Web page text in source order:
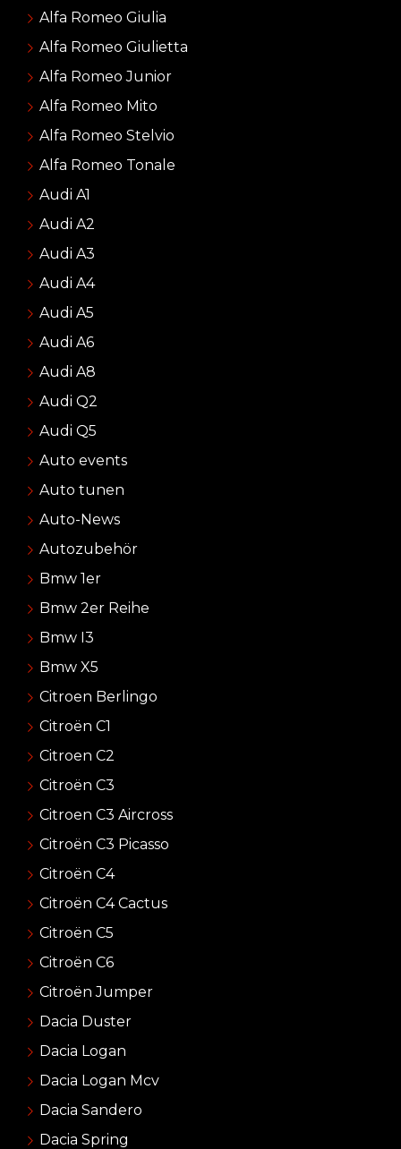
Alfa Romeo Giulia
Alfa Romeo Giulietta
Alfa Romeo Junior
Alfa Romeo Mito
Alfa Romeo Stelvio
Alfa Romeo Tonale
Audi A1
Audi A2
Audi A3
Audi A4
Audi A5
Audi A6
Audi A8
Audi Q2
Audi Q5
Auto events
Auto tunen
Auto-News
Autozubehör
Bmw 1er
Bmw 2er Reihe
Bmw I3
Bmw X5
Citroen Berlingo
Citroën C1
Citroen C2
Citroën C3
Citroen C3 Aircross
Citroën C3 Picasso
Citroën C4
Citroën C4 Cactus
Citroën C5
Citroën C6
Citroën Jumper
Dacia Duster
Dacia Logan
Dacia Logan Mcv
Dacia Sandero
Dacia Spring